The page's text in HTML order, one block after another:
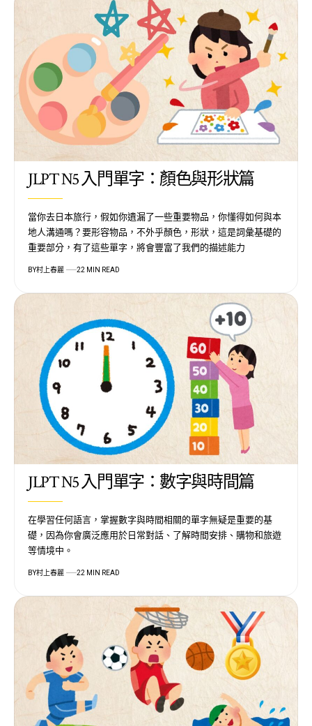
JLPT N5 入門單字：顏色與形狀篇
當你去日本旅行，假如你遺漏了一些重要物品，你懂得如何與本
地人溝通嗎？要形容物品，不外乎顏色，形狀，這是詞彙基礎的
重要部分，有了這些單字，將會豐富了我們的描述能力
BY村上春麗 22 MIN READ
JLPT N5 入門單字：數字與時間篇
在學習任何語言，掌握數字與時間相關的單字無疑是重要的基
礎，因為你會廣泛應用於日常對話、了解時間安排、購物和旅遊
等情境中。
BY村上春麗 22 MIN READ